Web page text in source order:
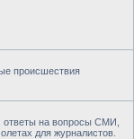
происшествия
на вопросы СМИ,
для журналистов.